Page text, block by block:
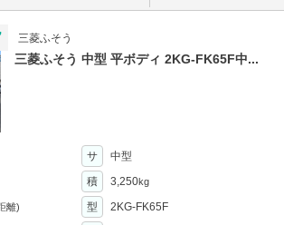
三菱ふそう
三菱ふそう 中型 平ボディ 2KG-FK65F中...
サ
中型
積 3,250kg
離) 型
2KG-FK65F